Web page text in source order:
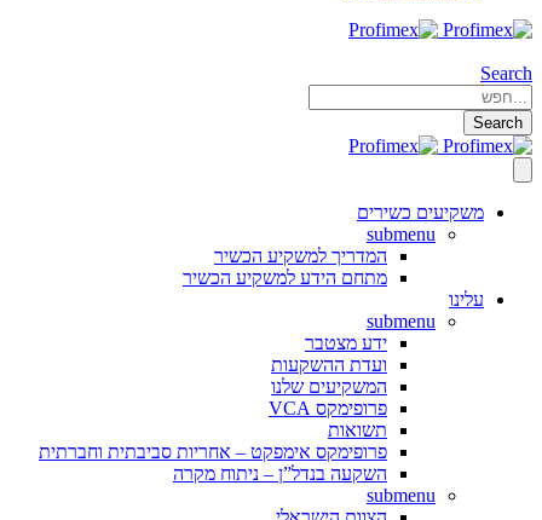
Search
Search
משקיעים כשירים
submenu
המדריך למשקיע הכשיר
מתחם הידע למשקיע הכשיר
עלינו
submenu
ידע מצטבר
ועדת ההשקעות
המשקיעים שלנו
פרופימקס VCA
תשואות
פרופימקס אימפקט – אחריות סביבתית וחברתית
השקעה בנדל”ן – ניתוח מקרה
submenu